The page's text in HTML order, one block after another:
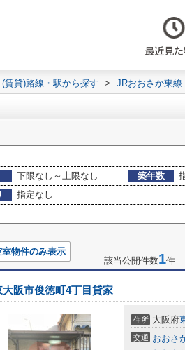
最近見
(賃貸)路線・駅から探す > JRおおさか東線
下限なし～上限なし 築年数
指定なし
室物件のみ表示
該当公開件数1件
大阪市俊徳町4丁目貸家
住所 大阪府
交通 おおさ